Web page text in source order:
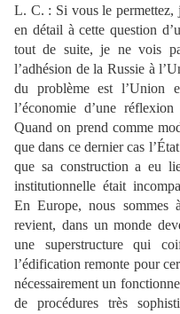
L. C. : Si vous le permettez,
en détail à cette question
tout de suite, je ne vois
l’adhésion de la Russie à
du problème est l’Union
l’économie d’une
Quand on prend comme
que dans ce dernier cas l’État
que sa construction a eu
institutionnelle était
En Europe, nous sommes
revient, dans un monde
une superstructure qui
l’édificationremonte pour
nécessairement un
de procédures très